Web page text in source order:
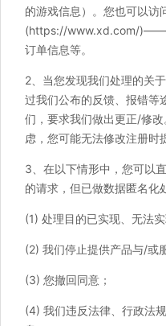
的游戏信息）。您也可以访
(https://www.xd.com/)——“
订单信息等。
2、当您发现我们处理的关
过我们公布的反馈、报错等
们，要求我们做出更正/修
虑，您可能无法修改注册时
3、在以下情形中，您可以
的请求，但已做数据匿名化
(1) 处理目的已实现、无法
(2) 我们停止提供产品与/或
(3) 您撤回同意；
(4) 我们违反法律、行政法